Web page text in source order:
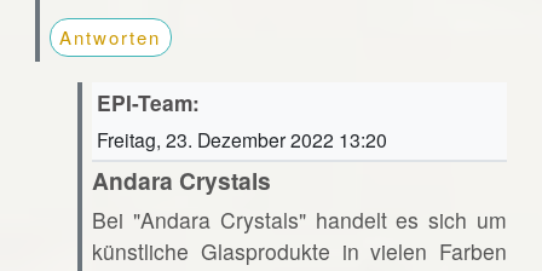
Antworten
EPI-Team:
Freitag, 23. Dezember 2022 13:20
Andara Crystals
Bei "Andara Crystals" handelt es sich um
künstliche Glasprodukte in vielen Farben